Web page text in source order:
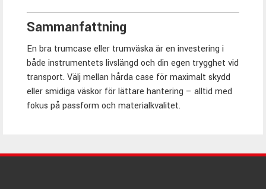
Sammanfattning
En bra trumcase eller trumväska är en investering i
både instrumentets livslängd och din egen trygghet vid
transport. Välj mellan hårda case för maximalt skydd
eller smidiga väskor för lättare hantering – alltid med
fokus på passform och materialkvalitet.